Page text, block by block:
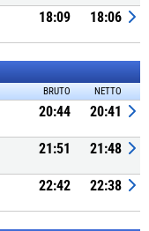
18:09 18:06
BRUTO NETTO
20:44 20:41
21:51 21:48
22:42 22:38